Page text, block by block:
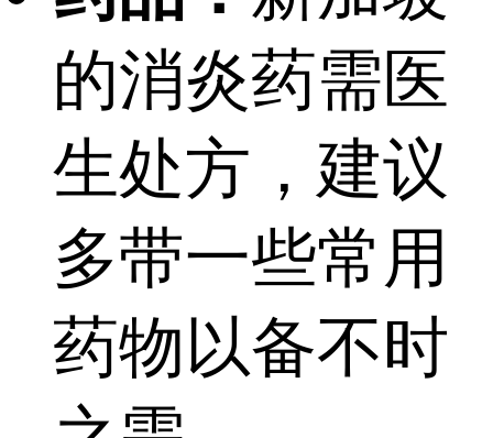
的消炎药需医
生处方，建议
多带一些常用
药物以备不时